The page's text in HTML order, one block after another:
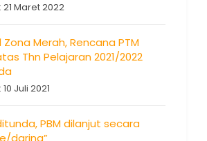
21 Maret 2022
Zona Merah, Rencana PTM
Thn Pelajaran 2021/2022
Juli 2021
PBM dilanjut secara
daring”